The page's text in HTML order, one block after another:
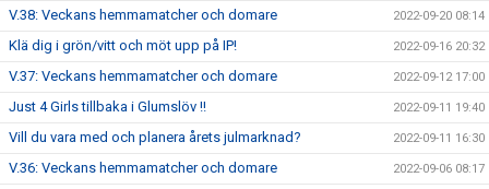
V.38: Veckans hemmamatcher och domare 2022-09-20 08:14
Klä dig i grön/vitt och möt upp på IP! 2022-09-16 20:32
V.37: Veckans hemmamatcher och domare 2022-09-12 17:00
Just 4 Girls tillbaka i Glumslöv !! 2022-09-11 19:40
Vill du vara med och planera årets julmarknad? 2022-09-11 16:30
V.36: Veckans hemmamatcher och domare 2022-09-06 08:17